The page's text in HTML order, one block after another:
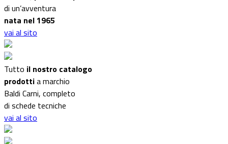
di un’avventura
nata nel 1965
vai al sito
Tutto il nostro catalogo
prodottia marchio
Baldi Carni, completo
di schede tecniche
vai al sito